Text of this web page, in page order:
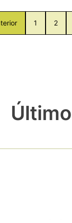
1 2